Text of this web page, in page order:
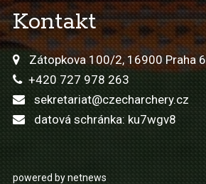
Kontakt
Zátopkova 100/2, 16900 Praha 6
+420 727 978 263
sekretariat@czecharchery.cz
datová schránka: ku7wgv8
powered by netnews